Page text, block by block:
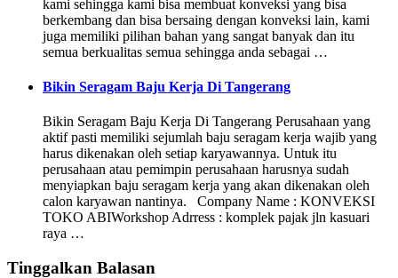
kami sehingga kami bisa membuat konveksi yang bisa
berkembang dan bisa bersaing dengan konveksi lain, kami
juga memiliki pilihan bahan yang sangat banyak dan itu
semua berkualitas semua sehingga anda sebagai …
Bikin Seragam Baju Kerja Di Tangerang
Bikin Seragam Baju Kerja Di Tangerang Perusahaan yang
aktif pasti memiliki sejumlah baju seragam kerja wajib yang
harus dikenakan oleh setiap karyawannya. Untuk itu
perusahaan atau pemimpin perusahaan harusnya sudah
menyiapkan baju seragam kerja yang akan dikenakan oleh
calon karyawan nantinya. Company Name : KONVEKSI
TOKO ABIWorkshop Adrress : komplek pajak jln kasuari
raya …
Tinggalkan Balasan